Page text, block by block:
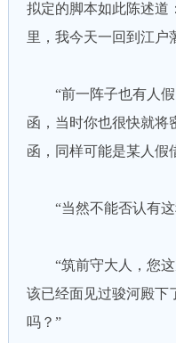
拟定的脚本如此陈述道
里，我今天一回到江
“前一阵子也有人假
函，当时你也很快就
函，同样可能是某人假
“当然不能否认有这
“筑前守大人，您这
该已经面见过骏河殿下
吗？”